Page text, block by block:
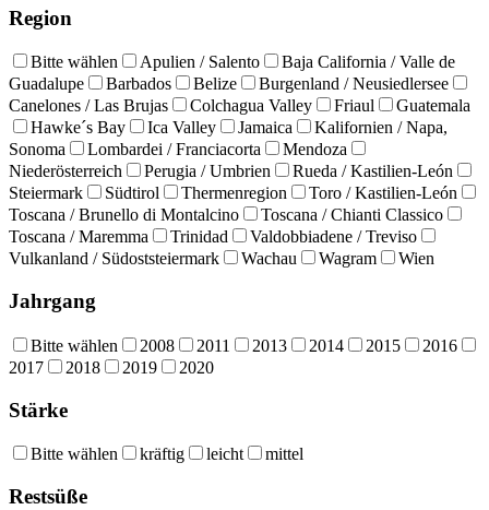
Region
Bitte wählen Apulien / Salento
Baja California / Valle de
Guadalupe
Barbados Belize
Burgenland / Neusiedlersee
Canelones / Las Brujas
Colchagua Valley Friaul
Guatemala
Hawke´s Bay
Ica Valley Jamaica
Kalifornien / Napa,
Sonoma
Lombardei / Franciacorta
Mendoza
Niederösterreich
Perugia / Umbrien
Rueda / Kastilien-León
Steiermark
Südtirol Thermenregion
Toro / Kastilien-León
Toscana / Brunello di Montalcino
Toscana / Chianti Classico
Toscana / Maremma
Trinidad
Valdobbiadene / Treviso
Vulkanland / Südoststeiermark
Wachau Wagram Wien
Jahrgang
Bitte wählen 2008 2011 2013 2014 2015
2016
2017
2018 2019 2020
Stärke
Bitte wählen kräftig leicht mittel
Restsüße